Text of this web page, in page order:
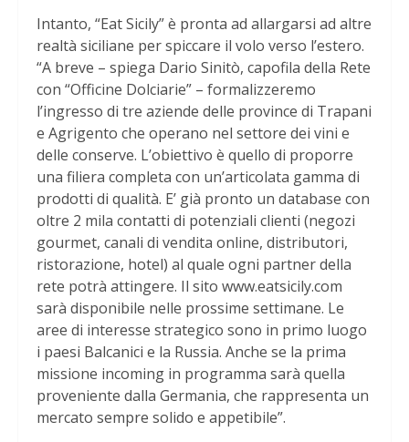
Intanto, “Eat Sicily” è pronta ad allargarsi ad altre
realtà siciliane per spiccare il volo verso l’estero.
“A breve – spiega Dario Sinitò, capofila della Rete
con “Officine Dolciarie” – formalizzeremo
l’ingresso di tre aziende delle province di Trapani
e Agrigento che operano nel settore dei vini e
delle conserve. L’obiettivo è quello di proporre
una filiera completa con un’articolata gamma di
prodotti di qualità. E’ già pronto un database con
oltre 2 mila contatti di potenziali clienti (negozi
gourmet, canali di vendita online, distributori,
ristorazione, hotel) al quale ogni partner della
rete potrà attingere. Il sito www.eatsicily.com
sarà disponibile nelle prossime settimane. Le
aree di interesse strategico sono in primo luogo
i paesi Balcanici e la Russia. Anche se la prima
missione incoming in programma sarà quella
proveniente dalla Germania, che rappresenta un
mercato sempre solido e appetibile”.